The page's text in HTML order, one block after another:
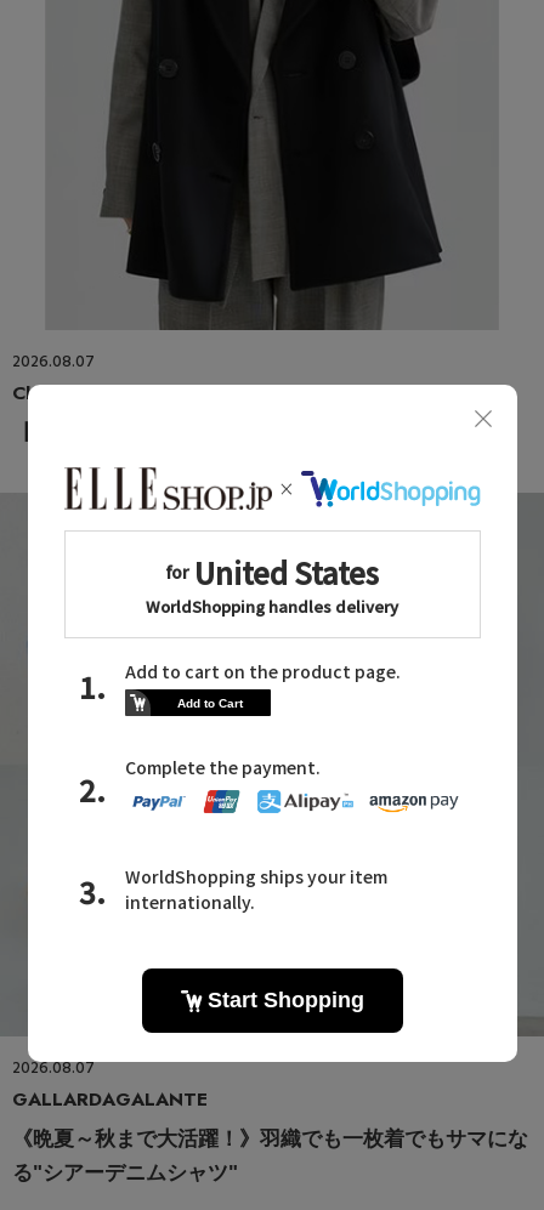
2026.08.07
Chaos
2026.08.07
GALLARDAGALANTE
《晩夏～秋まで大活躍！》羽織でも一枚着でもサマにな
る"シアーデニムシャツ"